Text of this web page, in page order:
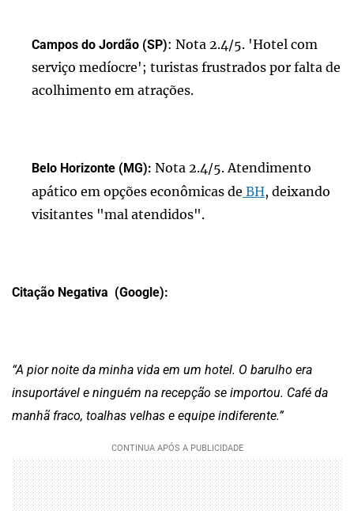
Campos do Jordão (SP): Nota 2.4/5. 'Hotel com
serviço medíocre'; turistas frustrados por falta de
acolhimento em atrações.
Belo Horizonte (MG): Nota 2.4/5. Atendimento
apático em opções econômicas de BH, deixando
visitantes "mal atendidos".
Citação Negativa (Google):
“A pior noite da minha vida em um hotel. O barulho era
insuportável e ninguém na recepção se importou. Café da
manhã fraco, toalhas velhas e equipe indiferente.”